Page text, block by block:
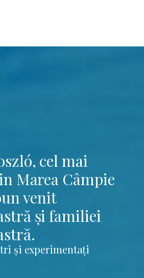
cel mai
Marea Câmpie
venit
și familiei
și experimentați